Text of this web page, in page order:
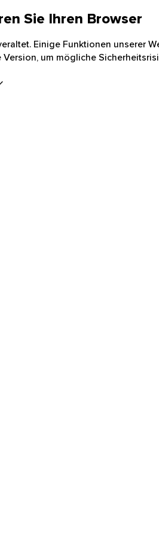
Sie Ihren Browser
Einige Funktionen unserer
Version, um mögliche